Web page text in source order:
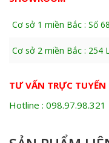
Động cơ
Cơ sở 1 miền Bắc : Số
Cơ sở 2 miền Bắc : 254
TƯ VẤN TRỰC TUYẾN
Hotline :